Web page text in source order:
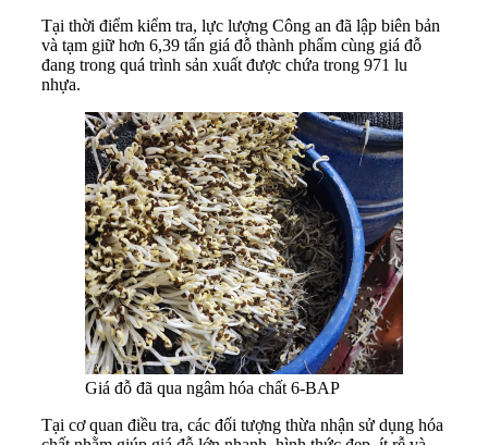
Tại thời điểm kiểm tra, lực lượng Công an đã lập biên bản
và tạm giữ hơn 6,39 tấn giá đỗ thành phẩm cùng giá đỗ
đang trong quá trình sản xuất được chứa trong 971 lu
nhựa.
Giá đỗ đã qua ngâm hóa chất 6-BAP
Tại cơ quan điều tra, các đối tượng thừa nhận sử dụng hóa